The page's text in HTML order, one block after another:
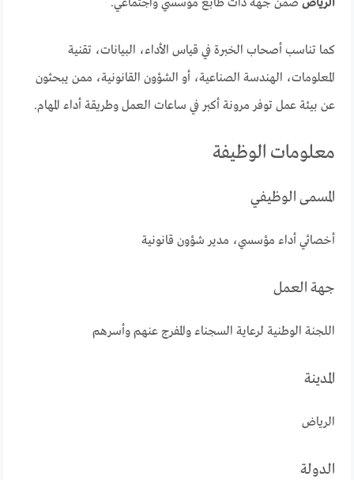
كما تناسب أصحاب الخبرة في قياس الأداء، البيانات، تقنية
المعلومات، الهندسة الصناعية، أو الشؤون القانونية، ممن يبحثون
عن بيئة عمل توفر مرونة أكبر في ساعات العمل وطريقة أداء المهام.
معلومات الوظيفة
المسمى الوظيفي
أخصائي أداء مؤسسي، مدير شؤون قانونية
جهة العمل
اللجنة الوطنية لرعاية السجناء والمفرج عنهم وأسرهم
المدينة
الرياض
الدولة